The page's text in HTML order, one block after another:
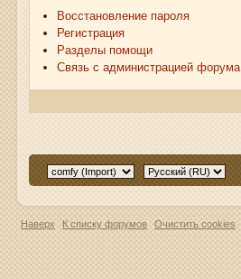
Восстановление пароля
Регистрация
Разделы помощи
Связь с администрацией форума
Наверх К списку форумов Очистить cookies